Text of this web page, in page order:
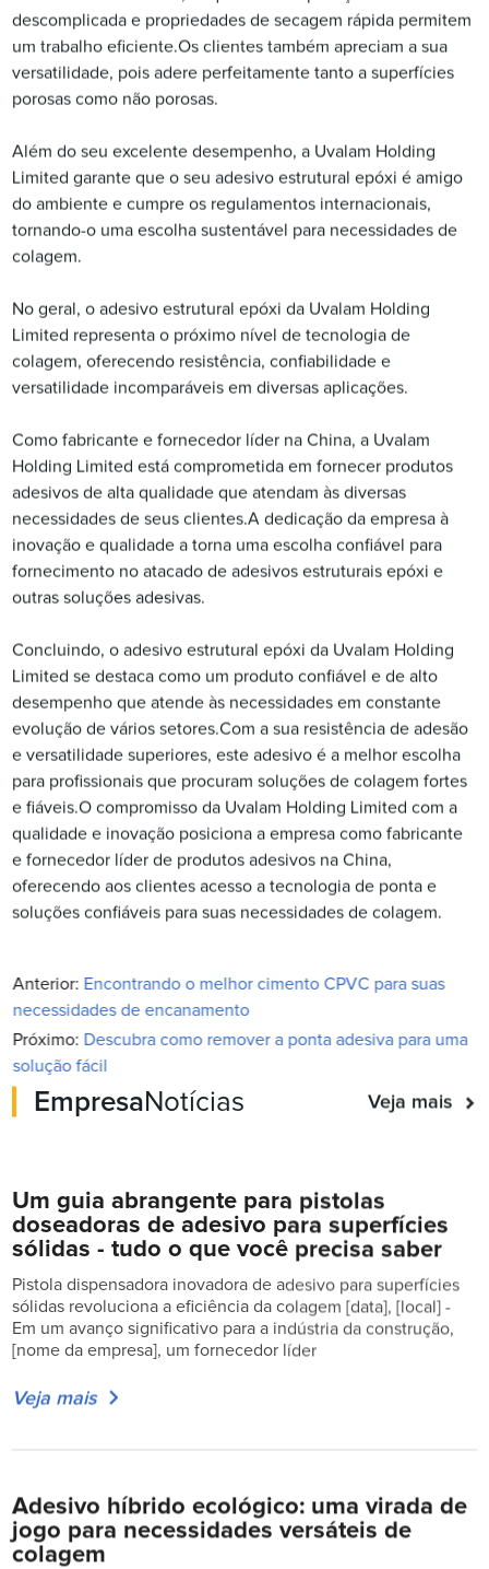
descomplicada e propriedades de secagem rápida permitem
um trabalho eficiente.Os clientes também apreciam a sua
versatilidade, pois adere perfeitamente tanto a superfícies
porosas como não porosas.
Além do seu excelente desempenho, a Uvalam Holding
Limited garante que o seu adesivo estrutural epóxi é amigo
do ambiente e cumpre os regulamentos internacionais,
tornando-o uma escolha sustentável para necessidades de
colagem.
No geral, o adesivo estrutural epóxi da Uvalam Holding
Limited representa o próximo nível de tecnologia de
colagem, oferecendo resistência, confiabilidade e
versatilidade incomparáveis ​​em diversas aplicações.
Como fabricante e fornecedor líder na China, a Uvalam
Holding Limited está comprometida em fornecer produtos
adesivos de alta qualidade que atendam às diversas
necessidades de seus clientes.A dedicação da empresa à
inovação e qualidade a torna uma escolha confiável para
fornecimento no atacado de adesivos estruturais epóxi e
outras soluções adesivas.
Concluindo, o adesivo estrutural epóxi da Uvalam Holding
Limited se destaca como um produto confiável e de alto
desempenho que atende às necessidades em constante
evolução de vários setores.Com a sua resistência de adesão
e versatilidade superiores, este adesivo é a melhor escolha
para profissionais que procuram soluções de colagem fortes
e fiáveis.O compromisso da Uvalam Holding Limited com a
qualidade e inovação posiciona a empresa como fabricante
e fornecedor líder de produtos adesivos na China,
oferecendo aos clientes acesso a tecnologia de ponta e
soluções confiáveis ​​para suas necessidades de colagem.
Anterior: Encontrando o melhor cimento CPVC para suas
necessidades de encanamento
Próximo: Descubra como remover a ponta adesiva para uma
solução fácil
EmpresaNotícias Veja mais
Um guia abrangente para pistolas
doseadoras de adesivo para superfícies
sólidas - tudo o que você precisa saber
Pistola dispensadora inovadora de adesivo para superfícies
sólidas revoluciona a eficiência da colagem [data], [local] -
Em um avanço significativo para a indústria da construção,
[nome da empresa], um fornecedor líder
Veja mais
Adesivo híbrido ecológico: uma virada de
jogo para necessidades versáteis de
colagem